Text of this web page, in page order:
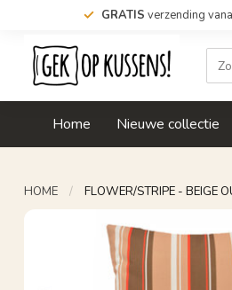
GRATIS verzending
Home Nieuwe collectie
HOME / FLOWER/STRIPE - BEIGE